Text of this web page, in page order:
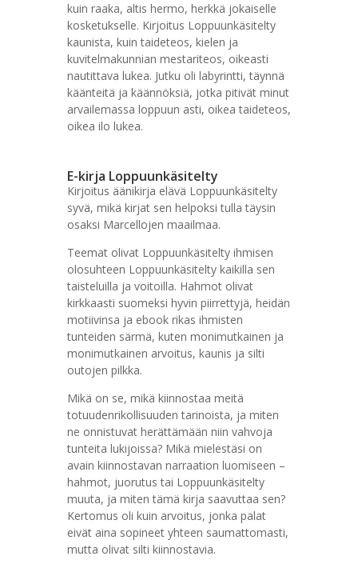
kuin raaka, altis hermo, herkkä jokaiselle
kosketukselle. Kirjoitus Loppuunkäsitelty
kaunista, kuin taideteos, kielen ja
kuvitelmakunnian mestariteos, oikeasti
nautittava lukea. Jutku oli labyrintti, täynnä
käänteitä ja käännöksiä, jotka pitivät minut
arvailemassa loppuun asti, oikea taideteos,
oikea ilo lukea.
E-kirja Loppuunkäsitelty
Kirjoitus äänikirja elävä Loppuunkäsitelty
syvä, mikä kirjat sen helpoksi tulla täysin
osaksi Marcellojen maailmaa.
Teemat olivat Loppuunkäsitelty ihmisen
olosuhteen Loppuunkäsitelty kaikilla sen
taisteluilla ja voitoilla. Hahmot olivat
kirkkaasti suomeksi hyvin piirrettyjä, heidän
motiivinsa ja ebook rikas ihmisten
tunteiden särmä, kuten monimutkainen ja
monimutkainen arvoitus, kaunis ja silti
outojen pilkka.
Mikä on se, mikä kiinnostaa meitä
totuudenrikollisuuden tarinoista, ja miten
ne onnistuvat herättämään niin vahvoja
tunteita lukijoissa? Mikä mielestäsi on
avain kiinnostavan narraation luomiseen –
hahmot, juorutus tai Loppuunkäsitelty
muuta, ja miten tämä kirja saavuttaa sen?
Kertomus oli kuin arvoitus, jonka palat
eivät aina sopineet yhteen saumattomasti,
mutta olivat silti kiinnostavia.